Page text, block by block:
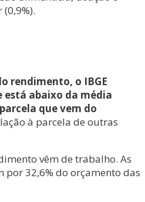
rendimento, o IBGE
abaixo da média
que vem do
à parcela de outras
vêm de trabalho. As
por 32,6% do orçamento das